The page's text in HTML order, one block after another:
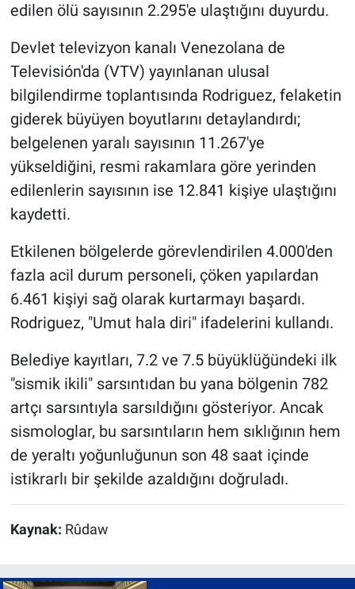
edilen ölü sayısının 2.295'e ulaştığını duyurdu.
Devlet televizyon kanalı Venezolana de
Televisión'da (VTV) yayınlanan ulusal
bilgilendirme toplantısında Rodriguez, felaketin
giderek büyüyen boyutlarını detaylandırdı;
belgelenen yaralı sayısının 11.267'ye
yükseldiğini, resmi rakamlara göre yerinden
edilenlerin sayısının ise 12.841 kişiye ulaştığını
kaydetti.
Etkilenen bölgelerde görevlendirilen 4.000'den
fazla acil durum personeli, çöken yapılardan
6.461 kişiyi sağ olarak kurtarmayı başardı.
Rodriguez, "Umut hala diri" ifadelerini kullandı.
Belediye kayıtları, 7.2 ve 7.5 büyüklüğündeki ilk
"sismik ikili" sarsıntıdan bu yana bölgenin 782
artçı sarsıntıyla sarsıldığını gösteriyor. Ancak
sismologlar, bu sarsıntıların hem sıklığının hem
de yeraltı yoğunluğunun son 48 saat içinde
istikrarlı bir şekilde azaldığını doğruladı.
Kaynak: Rûdaw